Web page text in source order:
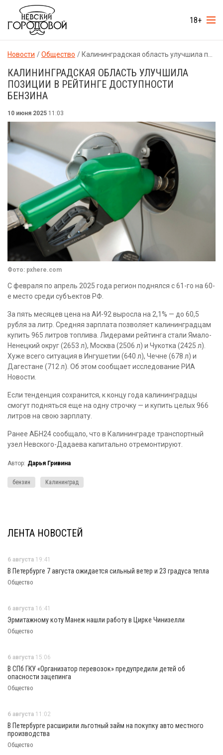
18+
Новости Общество Калининградская область улучшила позиции в рейтинге доступности бензина
КАЛИНИНГРАДСКАЯ ОБЛАСТЬ УЛУЧШИЛА
ПОЗИЦИИ В РЕЙТИНГЕ ДОСТУПНОСТИ
БЕНЗИНА
10 июня 2025 11:03
Фото: pxhere.com
С февраля по апрель 2025 года регион поднялся с 61-го на 60-
е место среди субъектов РФ.
За пять месяцев цена на АИ-92 выросла на 2,1% — до 60,5
рубля за литр. Средняя зарплата позволяет калининградцам
купить 965 литров топлива. Лидерами рейтинга стали Ямало-
Ненецкий округ (2653 л), Москва (2506 л) и Чукотка (2425 л).
Хуже всего ситуация в Ингушетии (640 л), Чечне (678 л) и
Дагестане (712 л). Об этом сообщает исследование РИА
Новости.
Если тенденция сохранится, к концу года калининградцы
смогут подняться еще на одну строчку — и купить целых 966
литров на свою зарплату.
Ранее АБН24 сообщало, что в Калининграде транспортный
узел Невского-Дадаева капитально отремонтируют.
Автор: Дарья Гривина
бензин Калининград
ЛЕНТА НОВОСТЕЙ
6 августа 19:41
В Петербурге 7 августа ожидается сильный ветер и 23 градуса тепла
Общество
6 августа 16:41
Эрмитажному коту Манеж нашли работу в Цирке Чинизелли
Общество
6 августа 15:06
В СПб ГКУ «Организатор перевозок» предупредили детей об
опасности зацепинга
Общество
6 августа 11:02
В Петербурге расширили льготный займ на покупку авто местного
производства
Общество